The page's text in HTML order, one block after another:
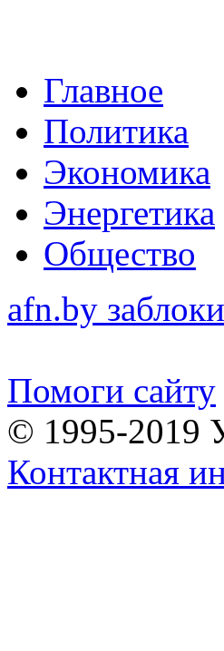
Главное
Политика
Экономика
Энергетика
Общество
afn.by
Помоги сайту
© 1995-2019
Контактная